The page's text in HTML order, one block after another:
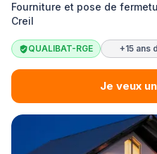
Fourniture et pose de
Creil
QUALIBAT-RGE +15 ans
Je veux